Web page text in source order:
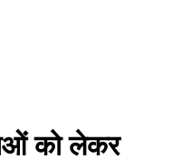
को लेकर